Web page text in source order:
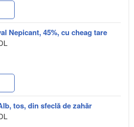
Nepicant, 45%, cu cheag tare
tos, din sfeclă de zahăr